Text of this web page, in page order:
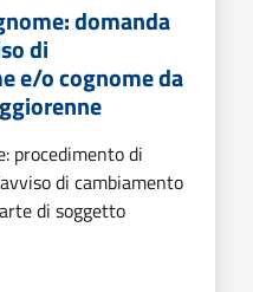
domanda
di
e/o cognome da
procedimento di
di cambiamento
di soggetto